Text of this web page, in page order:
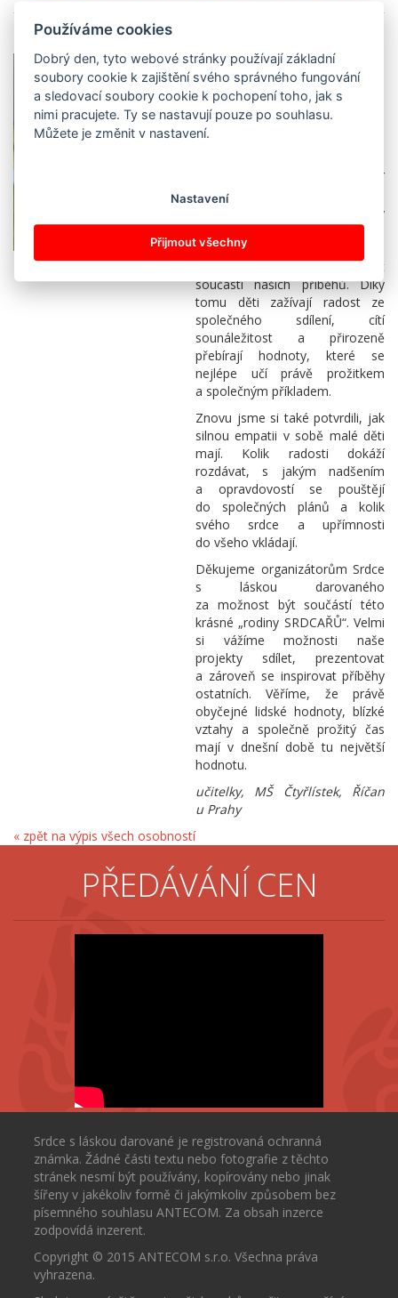
Náš letošní projekt pro nás byl
především krásně prožitým
obdobím plným blízkosti, sdílení,
obyčejné lidské radosti
a mezigeneračních setkání.
se nám přirozeně daří
propojovat děti, seniory i celé
rodiny. Velmi si vážíme podpory
rodičů, prarodičů i sourozenců,
jejich ochoty spolupracovat,
tvořit společně s námi a být
součástí našich příběhů. Díky
tomu děti zažívají radost ze
společného sdílení, cítí
sounáležitost a přirozeně
přebírají hodnoty, které se
nejlépe učí právě prožitkem
a společným příkladem.
Znovu jsme si také potvrdili, jak
silnou empatii v sobě malé děti
mají. Kolik radosti dokáží
rozdávat, s jakým nadšením
a opravdovostí se pouštějí
do společných plánů a kolik
svého srdce a upřímnosti
do všeho vkládají.
Děkujeme organizátorům Srdce
s láskou darovaného
za možnost být součástí této
krásné „rodiny SRDCAŘŮ“. Velmi
si vážíme možnosti naše
projekty sdílet, prezentovat
a zároveň se inspirovat příběhy
ostatních. Věříme, že právě
obyčejné lidské hodnoty, blízké
vztahy a společně prožitý čas
mají v dnešní době tu největší
hodnotu.
učitelky, MŠ Čtyřlístek, Říčan
u Prahy
« zpět na výpis všech osobností
PŘEDÁVÁNÍ CEN
Srdce s láskou darované je registrovaná ochranná
známka. Žádné části textu nebo fotografie z těchto
stránek nesmí být používány, kopírovány nebo jinak
šířeny v jakékoliv formě či jakýmkoliv způsobem bez
písemného souhlasu ANTECOM. Za obsah inzerce
zodpovídá inzerent.
Copyright © 2015 ANTECOM s.r.o. Všechna práva
vyhrazena.
Používáme cookies
Dobrý den, tyto webové stránky používají základní
soubory cookie k zajištění svého správného fungování
a sledovací soubory cookie k pochopení toho, jak s
nimi pracujete. Ty se nastavují pouze po souhlasu.
Můžete je změnit v nastavení.
Nastavení
Přijmout všechny